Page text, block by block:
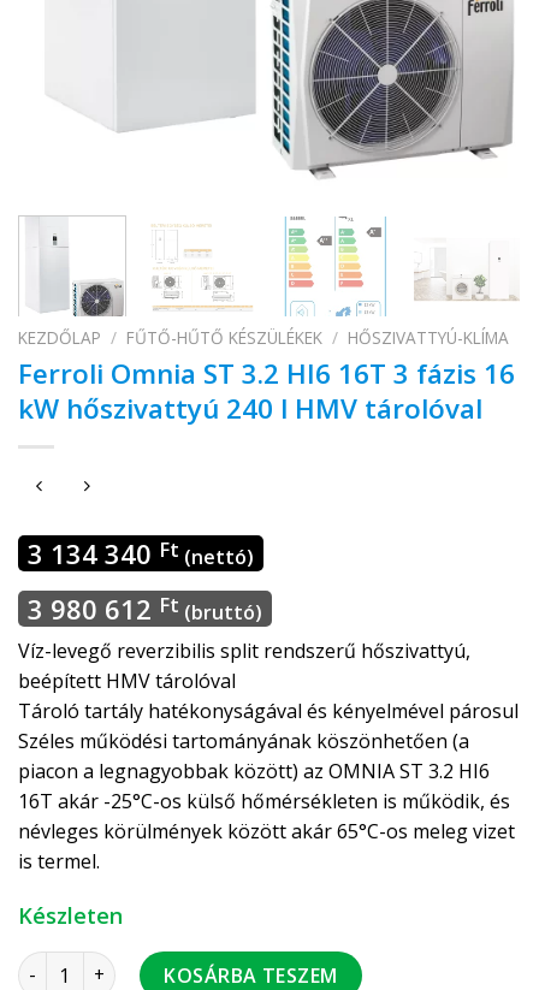
KEZDŐLAP / FŰTŐ-HŰTŐ KÉSZÜLÉKEK / HŐSZIVATTYÚ-KLÍMA
Ferroli Omnia ST 3.2 HI6 16T 3 fázis 16
kW hőszivattyú 240 l HMV tárolóval
3 134 340 Ft (nettó)
3 980 612 Ft (bruttó)
Víz-levegő reverzibilis split rendszerű hőszivattyú,
beépített HMV tárolóval
Tároló tartály hatékonyságával és kényelmével párosul
Széles működési tartományának köszönhetően (a
piacon a legnagyobbak között) az OMNIA ST 3.2 HI6
16T akár -25°C-os külső hőmérsékleten is működik, és
névleges körülmények között akár 65°C-os meleg vizet
is termel.
Készleten
Ferroli Omnia ST 3.2 HI6 16T 3 fázis 16 kW hőszivattyú 240 l
KOSÁRBA TESZEM